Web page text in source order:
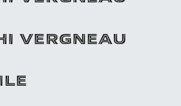
VERGNEAU